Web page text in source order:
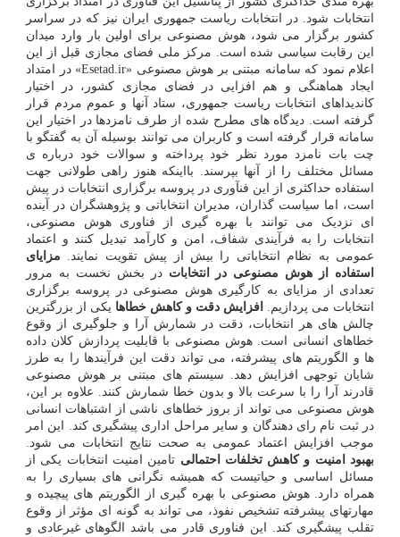
انتخابات شود. در انتخابات ریاست جمهوری ایران نیز که در سراسر
کشور برگزار می شود، هوش مصنوعی برای اولین بار وارد میدان
این رقابت سیاسی شده است. مرکز ملی فضای مجازی قبل از این
اعلام نمود که سامانه مبتنی بر هوش مصنوعی «Esetad.ir» در امتداد
ایجاد هماهنگی و هم افزایی در فضای مجازی کشور، در اختیار
کاندیداهای انتخابات ریاست جمهوری، ستاد آنها و عموم مردم قرار
گرفته است. دیدگاه های مطرح شده از طرف نامزدها در اختیار این
سامانه قرار گرفته است و کاربران می توانند بوسیله آن به گفتگو با
چت بات نامزد مورد نظر خود پرداخته و سوالات خود درباره ی
مسائل مختلف را از آنها بپرسند. بااینکه هنوز راهی طولانی جهت
استفاده حداکثری از این فنآوری در پروسه برگزاری انتخابات در پیش
است، اما سیاست گذاران، مدیران انتخاباتی و پژوهشگران در آینده
ای نزدیک می توانند با بهره گیری از فناوری هوش مصنوعی،
انتخابات را به فرآیندی شفاف، امن و کارآمد تبدیل کنند و اعتماد
عمومی به نظام انتخاباتی را بیش از پیش تقویت نمایند. مزایای
استفاده از هوش مصنوعی در انتخابات در بخش نخست به مرور
تعدادی از مزایای به کارگیری هوش مصنوعی در پروسه برگزاری
انتخابات می پردازیم. افزایش دقت و کاهش خطاها یکی از بزرگترین
چالش های هر انتخابات، دقت در شمارش آرا و جلوگیری از وقوع
خطاهای انسانی است. هوش مصنوعی با قابلیت پردازش کلان داده
ها و الگوریتم های پیشرفته، می تواند دقت این فرآیندها را به طرز
شایان توجهی افزایش دهد. سیستم های مبتنی بر هوش مصنوعی
قادرند آرا را با سرعت بالا و بدون خطا شمارش کنند. علاوه بر این،
هوش مصنوعی می تواند از بروز خطاهای ناشی از اشتباهات انسانی
در ثبت نام رای دهندگان و سایر مراحل اداری پیشگیری کند. این امر
موجب افزایش اعتماد عمومی به صحت نتایج انتخابات می شود.
بهبود امنیت و کاهش تخلفات احتمالی تامین امنیت انتخابات یکی از
مسائل اساسی و حیاتیست که همیشه نگرانی های بسیاری را به
همراه دارد. هوش مصنوعی با بهره گیری از الگوریتم های پیچیده و
مهارتهای پیشرفته تشخیص نفوذ، می تواند به گونه ای مؤثر از وقوع
تقلب پیشگیری کند. این فناوری قادر می باشد الگوهای غیرعادی و